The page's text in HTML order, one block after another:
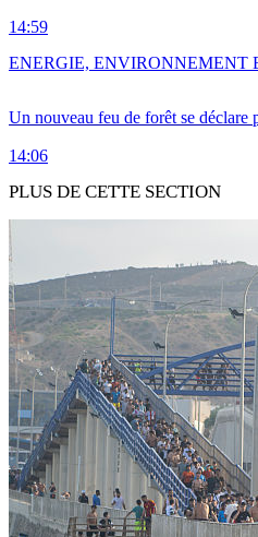
14:59
Un nouveau feu de forêt se déclare
14:06
ENERGIE, ENVIRONNEMENT
PLUS DE CETTE SECTION